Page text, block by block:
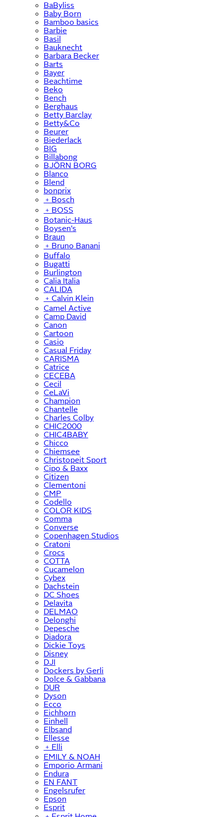
BaByliss
Baby Born
Bamboo basics
Barbie
Basil
Bauknecht
Barbara Becker
Barts
Bayer
Beachtime
Beko
Bench
Berghaus
Betty Barclay
Betty&Co
Beurer
Biederlack
BIG
Billabong
BJÖRN BORG
Blanco
Blend
bonprix
﹢ Bosch
﹢ BOSS
Botanic-Haus
Boysen's
Braun
﹢ Bruno Banani
Buffalo
Bugatti
Burlington
Calia Italia
CALIDA
﹢ Calvin Klein
Camel Active
Camp David
Canon
Cartoon
Casio
Casual Friday
CARISMA
Catrice
CECEBA
Cecil
CeLaVi
Champion
Chantelle
Charles Colby
CHIC2000
CHIC4BABY
Chicco
Chiemsee
Christopeit Sport
Cipo & Baxx
Citizen
Clementoni
CMP
Codello
COLOR KIDS
Comma
Converse
Copenhagen Studios
Cratoni
Crocs
COTTA
Cucamelon
Cybex
Dachstein
DC Shoes
Delavita
DELMAO
Delonghi
Depesche
Diadora
Dickie Toys
Disney
DJI
Dockers by Gerli
Dolce & Gabbana
DUR
Dyson
Ecco
Eichhorn
Einhell
Elbsand
Ellesse
﹢ Elli
EMILY & NOAH
Emporio Armani
Endura
EN FANT
Engelsrufer
Epson
Esprit